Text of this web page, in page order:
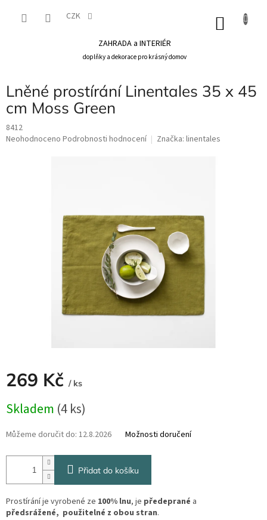
CZK
ZAHRADA a INTERIÉR
doplňky a dekorace pro krásný domov
Lněné prostírání Linentales 35 x 45
cm Moss Green
8412
Průměrné
Neohodnoceno Podrobnosti hodnocení Značka: linentales
269 Kč / ks
cena:
Skladem (4 ks)
Můžeme doručit do: 12.8.2026 Možnosti doručení
Přidat do košíku
Prostírání je vyrobené ze 100% lnu, je předeprané a
předsrážené, použitelné z obou stran.